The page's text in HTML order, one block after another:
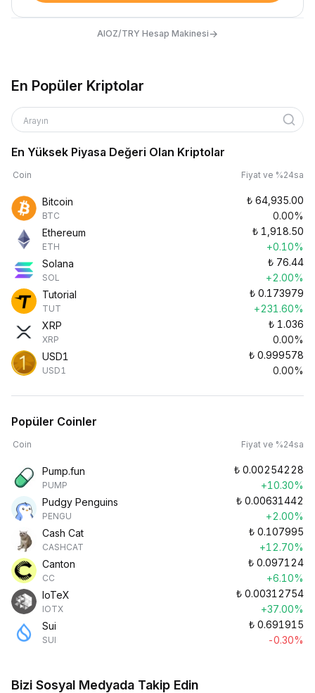
AIOZ/TRY Hesap Makinesi→
En Popüler Kriptolar
Arayın
En Yüksek Piyasa Değeri Olan Kriptolar
Coin Fiyat ve %24sa
Bitcoin
BTC
₺ 64,935.00
0.00%
Ethereum
ETH
₺ 1,918.50
+0.10%
Solana
SOL
₺ 76.44
+2.00%
Tutorial
TUT
₺ 0.173979
+231.60%
XRP
XRP
₺ 1.036
0.00%
USD1
USD1
₺ 0.999578
0.00%
Popüler Coinler
Coin Fiyat ve %24sa
Pump.fun
PUMP
₺ 0.00254228
+10.30%
Pudgy Penguins
PENGU
₺ 0.00631442
+2.00%
Cash Cat
CASHCAT
₺ 0.107995
+12.70%
Canton
CC
₺ 0.097124
+6.10%
IoTeX
IOTX
₺ 0.00312754
+37.00%
Sui
SUI
₺ 0.691915
-0.30%
Bizi Sosyal Medyada Takip Edin